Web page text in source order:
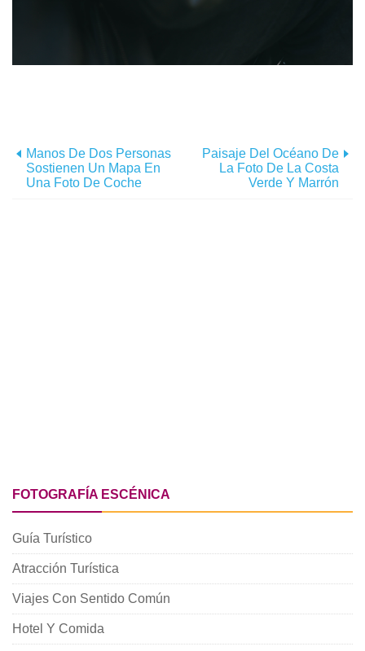
Manos De Dos Personas
Sostienen Un Mapa En
Una Foto De Coche
Paisaje Del Océano De
La Foto De La Costa
Verde Y Marrón
FOTOGRAFÍA ESCÉNICA
Guía Turístico
Atracción Turística
Viajes Con Sentido Común
Hotel Y Comida